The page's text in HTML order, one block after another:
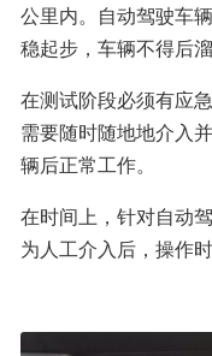
公里内。自动驾驶车
稳起步，车辆不得后
在测试阶段必须有应
需要随时随地地介入
辆后正常工作。
在时间上，针对自动
为人工介入后，操作